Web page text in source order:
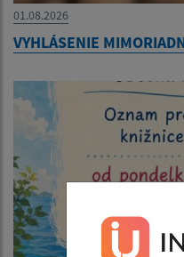
01.08.2026
VYHLÁSENIE